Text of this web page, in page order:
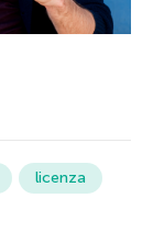
licenza